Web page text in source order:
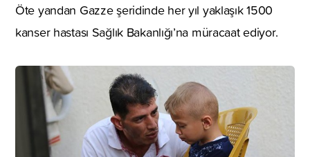
Öte yandan Gazze şeridinde her yıl yaklaşık 1500
kanser hastası Sağlık Bakanlığı’na müracaat ediyor.